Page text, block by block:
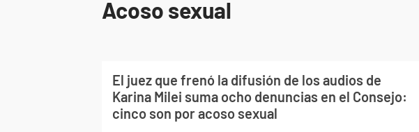
Acoso sexual
El juez que frenó la difusión de los audios de
Karina Milei suma ocho denuncias en el Consejo:
cinco son por acoso sexual